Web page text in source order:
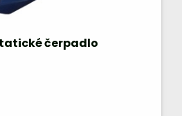
čerpadlo